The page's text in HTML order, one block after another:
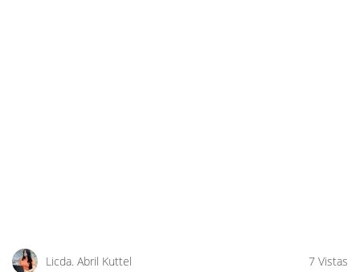
Licda. Abril Kuttel 7 Vistas